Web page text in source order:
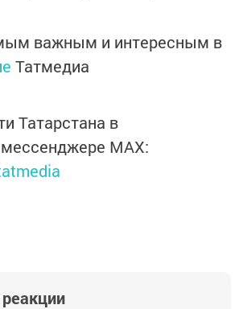
важным и интересным в
Татмедиа
Татарстана в
MАХ: